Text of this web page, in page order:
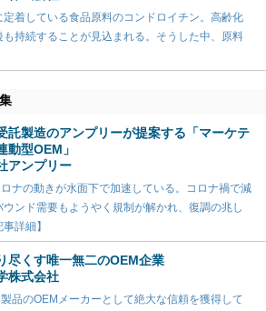
着している食品原料のコンドロイチン。高齢化
持続することが見込まれる。そうした中、原料
託製造のアンプリーが提案する「マーケテ
動型OEM」
アンプリー
ナの動きが水面下で加速している。コロナ禍で減
ンド需要もようやく規制が解かれ、復調の兆し
詳細】
尽くす唯一無二のOEM企業
株式会社
品のOEMメーカーとして絶大な信頼を獲得して